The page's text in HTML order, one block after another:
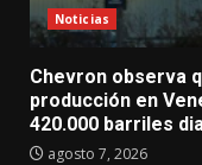
Noticias
Chevron observa
producción en
420.000 barriles
agosto 7, 2026